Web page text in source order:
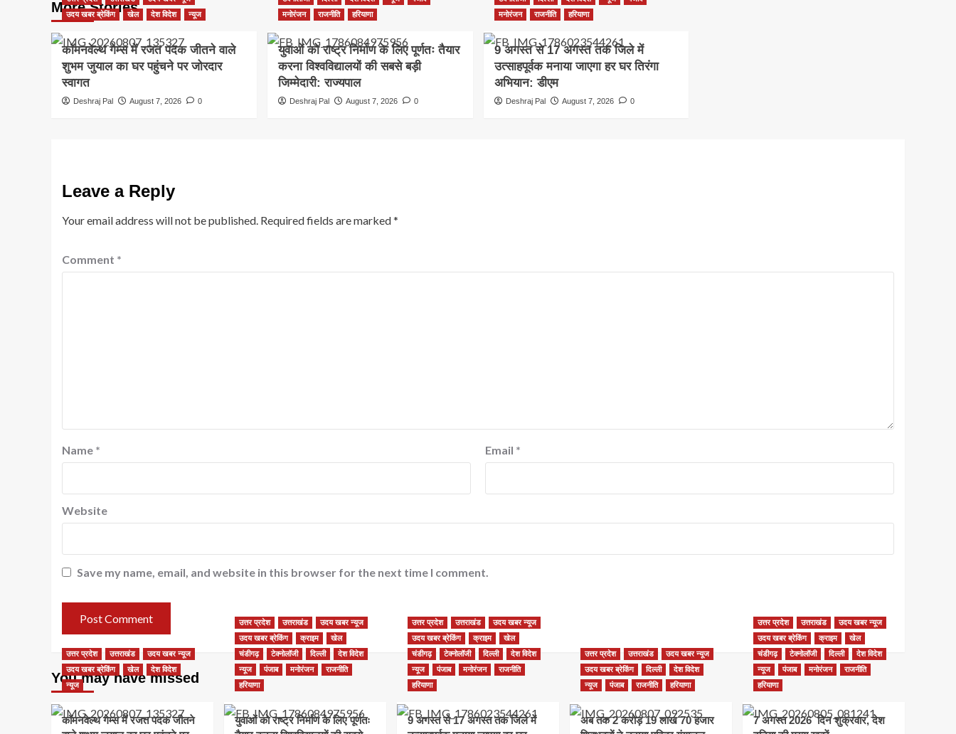
More Stories
उदय खबर ब्रेकिंग
खेल देश विदेश न्यूज
कॉमनवेल्थ गेम्स में रजत पदक जीतने वाले
शुभम जुयाल का घर पहुंचने पर जोरदार
स्वागत
Deshraj Pal August 7, 2026 0
मनोरंजन
राजनीति हरियाणा
युवाओं को राष्ट्र निर्माण के लिए पूर्णतः तैयार
करना विश्वविद्यालयों की सबसे बड़ी
जिम्मेदारी: राज्यपाल
Deshraj Pal August 7, 2026 0
मनोरंजन
राजनीति हरियाणा
9 अगस्त से 17 अगस्त तक जिले में
उत्साहपूर्वक मनाया जाएगा हर घर तिरंगा
अभियान: डीएम
Deshraj Pal August 7, 2026 0
Leave a Reply
Your email address will not be published. Required fields are marked*
Comment *
Name * Email *
Website
Save my name, email, and website in this browser for the next time I comment.
You may have missed
उत्तर प्रदेश उत्तराखंड
उदय खबर न्यूज
उदय खबर ब्रेकिंग
खेल
देश विदेश
न्यूज
कॉमनवेल्थ गेम्स में रजत पदक जीतने
उत्तर प्रदेश उत्तराखंड
उदय खबर न्यूज
उदय खबर ब्रेकिंग
क्राइम
खेल
चंडीगढ़
टेक्नोलॉजी दिल्ली
देश विदेश
न्यूज
पंजाब मनोरंजन
राजनीति
हरियाणा
युवाओं को राष्ट्र निर्माण के लिए पूर्णतः
उत्तर प्रदेश उत्तराखंड
उदय खबर न्यूज
उदय खबर ब्रेकिंग
क्राइम
खेल
चंडीगढ़
टेक्नोलॉजी दिल्ली
देश विदेश
न्यूज
पंजाब मनोरंजन
राजनीति
हरियाणा
9 अगस्त से 17 अगस्त तक जिले में
उत्तर प्रदेश उत्तराखंड
उदय खबर न्यूज
उदय खबर ब्रेकिंग
दिल्ली
देश विदेश
न्यूज
पंजाब राजनीति हरियाणा
अब तक 2 करोड़ 19 लाख 70 हजार
उत्तर प्रदेश उत्तराखंड
उदय खबर न्यूज
उदय खबर ब्रेकिंग
क्राइम
खेल
चंडीगढ़
टेक्नोलॉजी दिल्ली
देश विदेश
न्यूज
पंजाब मनोरंजन
राजनीति
हरियाणा
7 अगस्त 2026 दिन शुक्रवार, देश